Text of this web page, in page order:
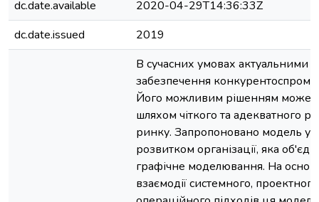
dc.date.available
2020-04-29T14:36:33Z
dc.date.issued
2019
В сучасних умовах актуальними
забезпечення
Його можливим рішенням може
шляхом чіткого та адекватного
ринку. Запропоновано модель
розвитком організації, яка
графічне моделювання. На основі
взаємодії системного,